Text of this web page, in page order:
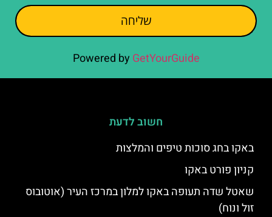
שליחה
Powered by GetYourGuide
חשוב לדעת
באקו בחג סוכות טיפים והמלצות
קניון פורט באקו
שאטל שדה תעופה באקו למלון במרכז העיר (אוטובוס
זול ונוח)